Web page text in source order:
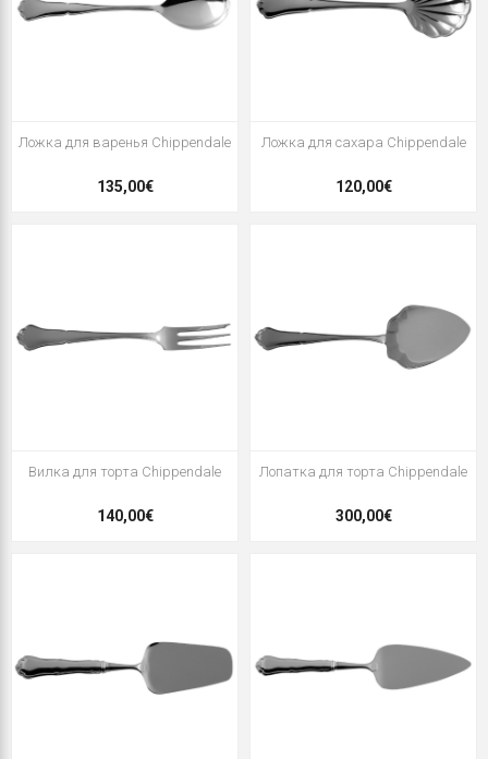
Ложка для варенья Chippendale
135,00€
Ложка для сахара Chippendale
120,00€
Вилка для торта Chippendale
140,00€
Лопатка для торта Chippendale
300,00€